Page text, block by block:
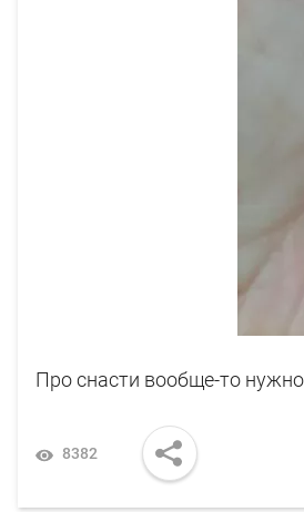
Про снасти вообще-то
8382